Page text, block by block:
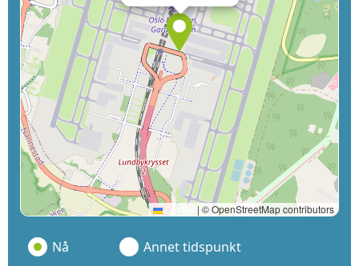
Leaflet | © OpenStreetMap contributors
Nå Annet tidspunkt